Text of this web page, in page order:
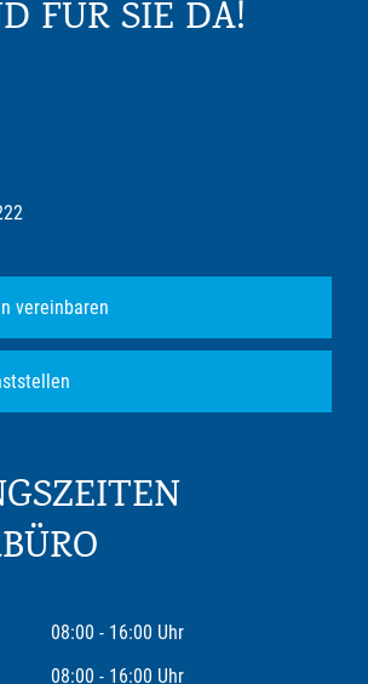
FÜR SIE DA!
vereinbaren
08:00 - 16:00 Uhr
08:00 - 16:00 Uhr